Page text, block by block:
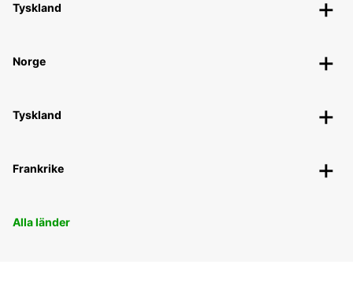
Tyskland
Norge
Tyskland
Frankrike
Alla länder